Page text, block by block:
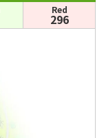
Red
296